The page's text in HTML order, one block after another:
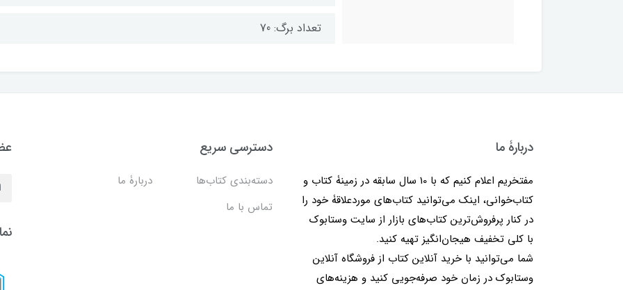
تعداد برگ: 70
دربارۀ ما
مفتخریم اعلام کنیم که با 10 سال سابقه در زمینۀ کتاب و
کتاب‌خوانی، اینک می‌توانید کتاب‌های موردعلاقۀ خود را
در کنار پرفروش‌ترین کتاب‌های بازار از سایت وستابوک
با کلی تخفیف هیجان‌انگیز تهیه کنید.
شما می‌توانید با خرید آنلاین کتاب از فروشگاه آنلاین
وستابوک در زمان خود صرفه‌جویی کنید و هزینه‌های
دسترسی سریع
دسته‌بندی کتاب‌ها
دربارۀ ما
تماس با ما